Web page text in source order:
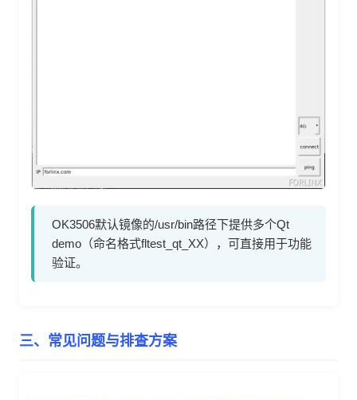
OK3506默认镜像的/usr/bin路径下提供多个Qt
demo（命名格式fltest_qt_XX），可直接用于功能
验证。
三、常见问题与排查方案